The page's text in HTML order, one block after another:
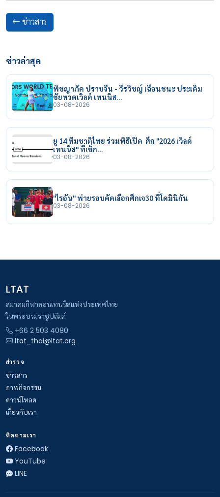
ข่าวสาร
ข่าวล่าสุด
พิชญาภัค ปราบจีน - วีรวิชญ์ เฉือนชนะ ประเดิม
ชัยหวดเวิลด์ เทนนิส…
03-08-2026
ยู 14 ทีมชาติไทย ร่วมพิธีเปิด ศึก "2026 เวิลด์
เทนนิส" ที่เช็ก…
03-08-2026
"ไรอัน" พ่ายรอบคัดเลือกศึกเจ30 ที่โดมินิกัน
03-08-2026
LTAT
สมาคมกีฬาลอนเทนนิสแห่งประเทศไทย
ในพระบรมราชูปถัมภ์
+66 2 503 4080
ltat_thai@ltat.org
สำรวจ
ข่าวสาร
ภาพกิจกรรม
ดาวน์โหลด
เกี่ยวกับเรา
ติดตามเรา
Facebook
YouTube
LINE